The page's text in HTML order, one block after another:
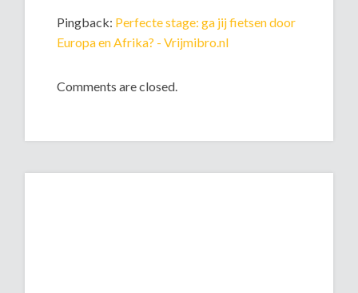
Pingback: Perfecte stage: ga jij fietsen door
Europa en Afrika? - Vrijmibro.nl
Comments are closed.